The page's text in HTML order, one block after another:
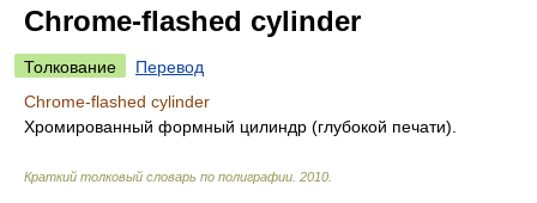
Chrome-flashed cylinder
Толкование
Перевод
Chrome-flashed cylinder
Хромированный формный цилиндр (глубокой печати).
Краткий толковый словарь по полиграфии 2010